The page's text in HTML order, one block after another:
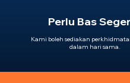
Perlu Bas
Kami boleh sediakan
dalam hari sama.